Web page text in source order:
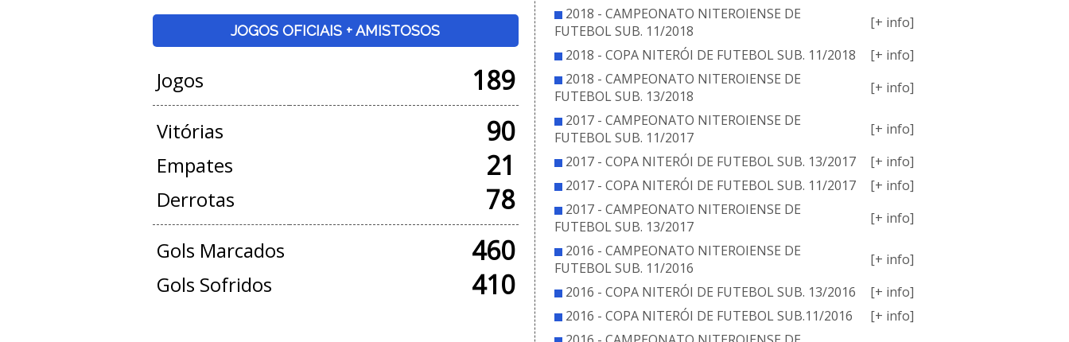
JOGOS OFICIAIS + AMISTOSOS
Jogos 189
Vitórias 90
Empates 21
Derrotas 78
Gols Marcados 460
Gols Sofridos 410
2018 - CAMPEONATO NITEROIENSE DE
FUTEBOL SUB. 11/2018
[+ info]
2018 - COPA NITERÓI DE FUTEBOL SUB. 11/2018
[+ info]
2018 - CAMPEONATO NITEROIENSE DE
FUTEBOL SUB. 13/2018
[+ info]
2017 - CAMPEONATO NITEROIENSE DE
FUTEBOL SUB. 11/2017
[+ info]
2017 - COPA NITERÓI DE FUTEBOL SUB. 13/2017
[+ info]
2017 - COPA NITERÓI DE FUTEBOL SUB. 11/2017
[+ info]
2017 - CAMPEONATO NITEROIENSE DE
FUTEBOL SUB. 13/2017
[+ info]
2016 - CAMPEONATO NITEROIENSE DE
FUTEBOL SUB. 11/2016
[+ info]
2016 - COPA NITERÓI DE FUTEBOL SUB. 13/2016
[+ info]
2016 - COPA NITERÓI DE FUTEBOL SUB.11/2016
[+ info]